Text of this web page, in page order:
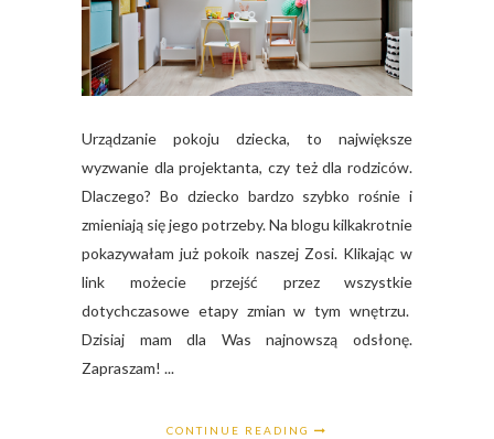
Urządzanie pokoju dziecka, to największe
wyzwanie dla projektanta, czy też dla rodziców.
Dlaczego? Bo dziecko bardzo szybko rośnie i
zmieniają się jego potrzeby. Na blogu kilkakrotnie
pokazywałam już pokoik naszej Zosi. Klikając w
link możecie przejść przez wszystkie
dotychczasowe etapy zmian w tym wnętrzu.
Dzisiaj mam dla Was najnowszą odsłonę.
Zapraszam! ...
CONTINUE READING